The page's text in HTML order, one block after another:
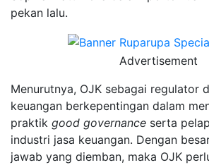
pekan lalu.
Advertisement
Menurutnya, OJK sebagai regulator
keuangan berkepentingan dalam
praktik good governance serta
industri jasa keuangan. Dengan
jawab yang diemban, maka OJK